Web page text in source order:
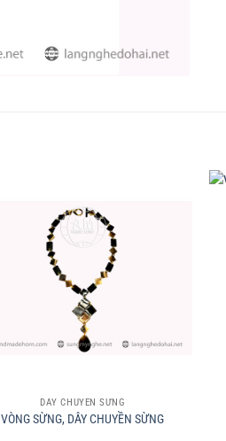
DÂY CHUYỀN SỪNG
VÒNG SỪNG, DÂY CHUYỀN SỪNG